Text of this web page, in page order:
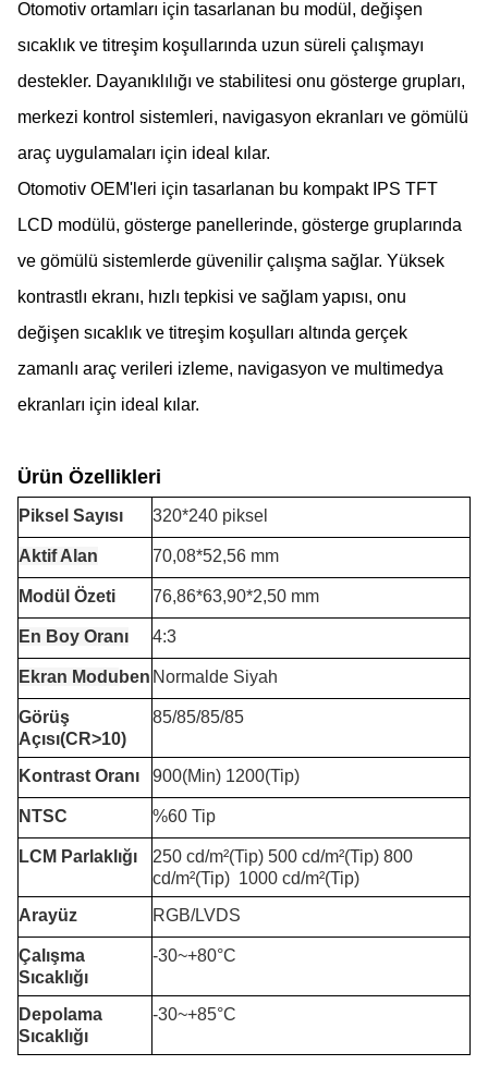
Otomotiv ortamları için tasarlanan bu modül, değişen
sıcaklık ve titreşim koşullarında uzun süreli çalışmayı
destekler. Dayanıklılığı ve stabilitesi onu gösterge grupları,
merkezi kontrol sistemleri, navigasyon ekranları ve gömülü
araç uygulamaları için ideal kılar.
Otomotiv OEM'leri için tasarlanan bu kompakt IPS TFT
LCD modülü, gösterge panellerinde, gösterge gruplarında
ve gömülü sistemlerde güvenilir çalışma sağlar. Yüksek
kontrastlı ekranı, hızlı tepkisi ve sağlam yapısı, onu
değişen sıcaklık ve titreşim koşulları altında gerçek
zamanlı araç verileri izleme, navigasyon ve multimedya
ekranları için ideal kılar.
Ürün Özellikleri
Piksel Sayısı 320*240 piksel
Aktif Alan 70,08*52,56 mm
Modül Özeti 76,86*63,90*2,50 mm
En Boy Oranı 4:3
Ekran Modu ben Normalde Siyah
Görüş
Açısı(CR>10)
85/85/85/85
Kontrast Oranı 900(Min) 1200(Tip)
NTSC %60 Tip
LCM Parlaklığı
250 cd/m²(Tip) 500 cd/m²(Tip) 800
cd/m²(Tip) 1000 cd/m²(Tip)
Arayüz
RGB/LVDS
Çalışma
Sıcaklığı
-30~+80°C
Depolama
Sıcaklığı
-30~+85°C